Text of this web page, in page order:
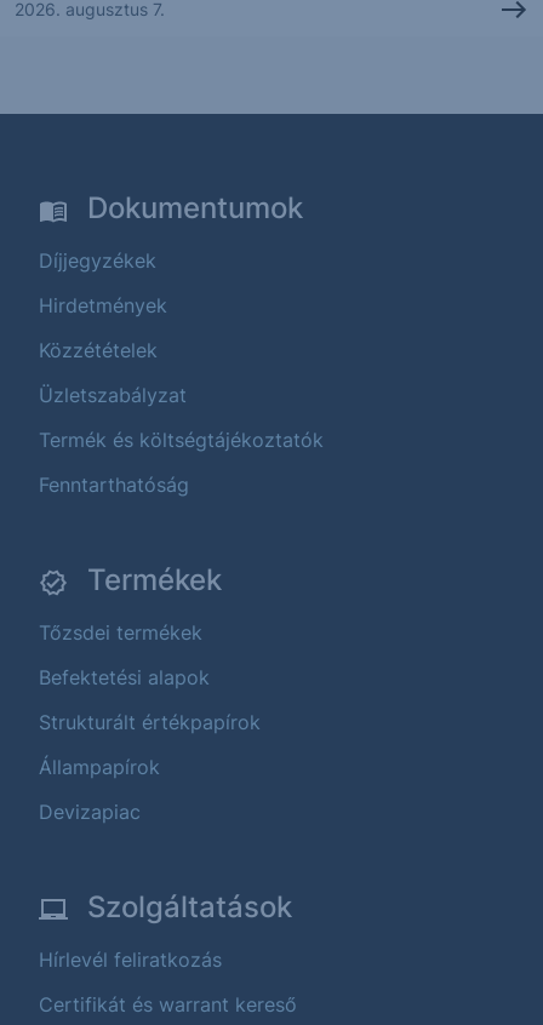
2026. augusztus 7.
Dokumentumok
Díjjegyzékek
Hirdetmények
Közzétételek
Üzletszabályzat
Termék és költségtájékoztatók
Fenntarthatóság
Termékek
Tőzsdei termékek
Befektetési alapok
Strukturált értékpapírok
Állampapírok
Devizapiac
Szolgáltatások
Hírlevél feliratkozás
Certifikát és warrant kereső